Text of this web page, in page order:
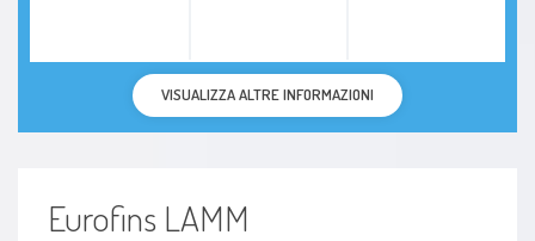
VISUALIZZA ALTRE INFORMAZIONI
Eurofins LAMM